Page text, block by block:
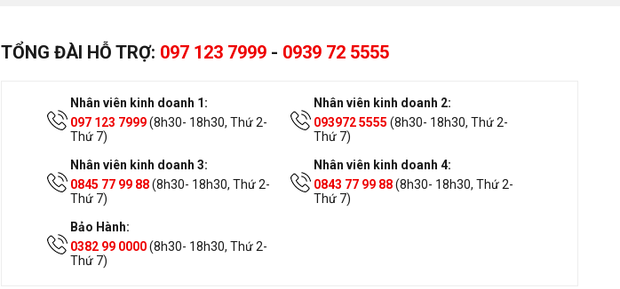
TỔNG ĐÀI HỖ TRỢ: 097 123 7999 - 0939 72 5555
Nhân viên kinh doanh 1:
097 123 7999(8h30- 18h30, Thứ 2-
Thứ 7)
Nhân viên kinh doanh 2:
093972 5555 (8h30- 18h30, Thứ 2-
Thứ 7)
Nhân viên kinh doanh 3:
0845 77 99 88(8h30- 18h30, Thứ 2-
Thứ 7)
Nhân viên kinh doanh 4:
0843 77 99 88(8h30- 18h30, Thứ 2-
Thứ 7)
Bảo Hành:
0382 99 0000(8h30- 18h30, Thứ 2-
Thứ 7)